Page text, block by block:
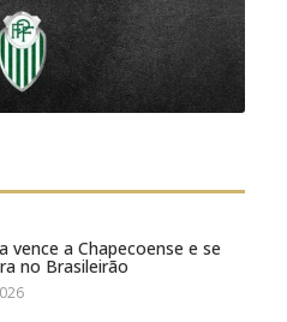
vence a Chapecoense e se
no Brasileirão